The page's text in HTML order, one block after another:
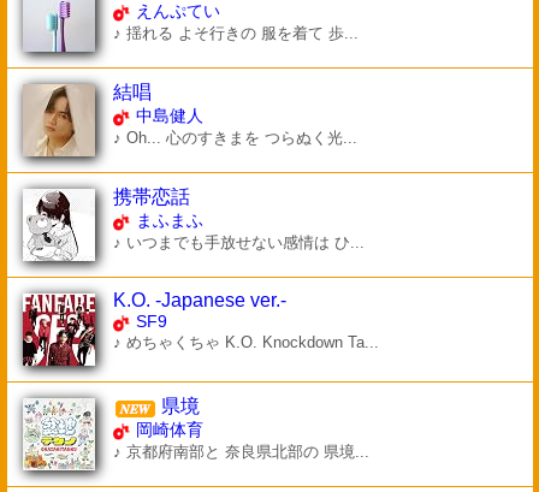
えんぷてい
♪ 揺れる よそ行きの 服を着て 歩...
結唱
中島健人
♪ Oh... 心のすきまを つらぬく光...
携帯恋話
まふまふ
♪ いつまでも手放せない感情は ひ...
K.O. -Japanese ver.-
SF9
♪ めちゃくちゃ K.O. Knockdown Ta...
県境
岡崎体育
♪ 京都府南部と 奈良県北部の 県境...